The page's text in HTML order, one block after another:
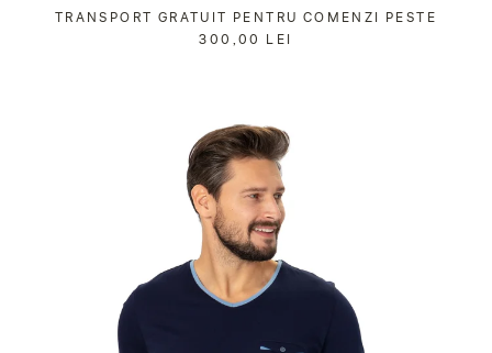
TRANSPORT GRATUIT PENTRU COMENZI PESTE
300,00 LEI